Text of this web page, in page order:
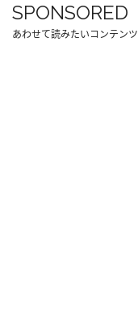
SPONSORED
あわせて読みたいコンテンツ